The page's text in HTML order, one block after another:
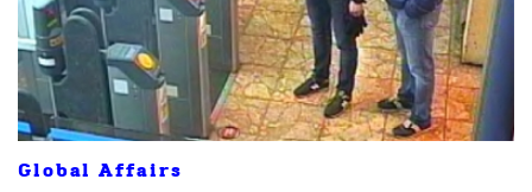
Global Affairs
ค้นหา
SHARE TWEET LINE EMAIL